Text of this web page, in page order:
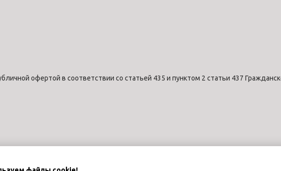
офертой в соответствии со статьей 435 и пунктом 2 статьи 437